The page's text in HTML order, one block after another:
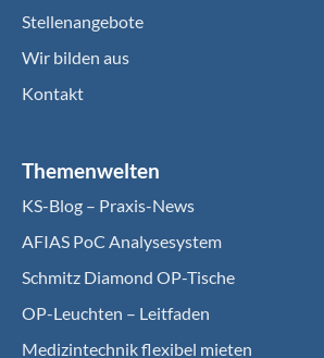
Stellenangebote
Wir bilden aus
Kontakt
Themenwelten
KS-Blog – Praxis-News
AFIAS PoC Analysesystem
Schmitz Diamond OP-Tische
OP-Leuchten – Leitfaden
Medizintechnik flexibel mieten